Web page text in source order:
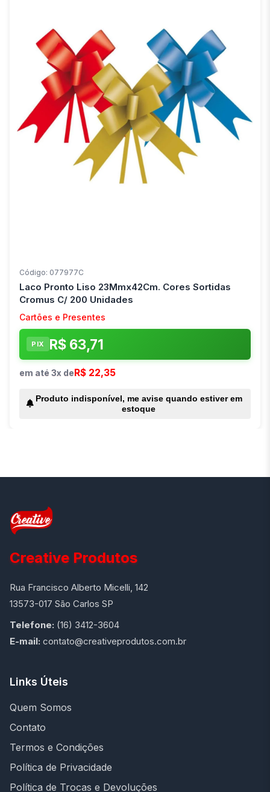
Código: 077977C
Laco Pronto Liso 23Mmx42Cm. Cores Sortidas
Cromus C/ 200 Unidades
Cartões e Presentes
PIX R$ 63,71
em até 3x deR$ 22,35
Produto indisponível, me avise quando estiver em
estoque
Creative Produtos
Rua Francisco Alberto Micelli, 142
13573-017 São Carlos SP
Telefone: (16) 3412-3604
E-mail: contato@creativeprodutos.com.br
Links Úteis
Quem Somos
Contato
Termos e Condições
Política de Privacidade
Política de Trocas e Devoluções